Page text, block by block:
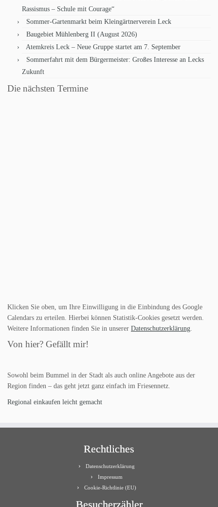
Rassismus – Schule mit Courage“
Sommer-Gartenmarkt beim Kleingärtnerverein Leck
Baugebiet Mühlenberg II (August 2026)
Atemkreis Leck – Neue Gruppe startet am 7. September
Sommerfahrt mit dem Bürgermeister: Großes Interesse an Lecks
Zukunft
Die nächsten Termine
Klicken Sie oben, um Ihre Einwilligung in die Einbindung des Google
Calendars zu erteilen. Hierbei können Statistik-Cookies gesetzt werden.
Weitere Informationen finden Sie in unserer Datenschutzerklärung.
Von hier? Gefällt mir!
Sowohl beim Bummel in der Stadt als auch online Angebote aus der
Region finden – das geht jetzt ganz einfach im Friesennetz.
Regional einkaufen leicht gemacht
Rechtliches
Datenschutzerklärung
Impressum
Cookie-Richtlinie (EU)
Besucherzähler